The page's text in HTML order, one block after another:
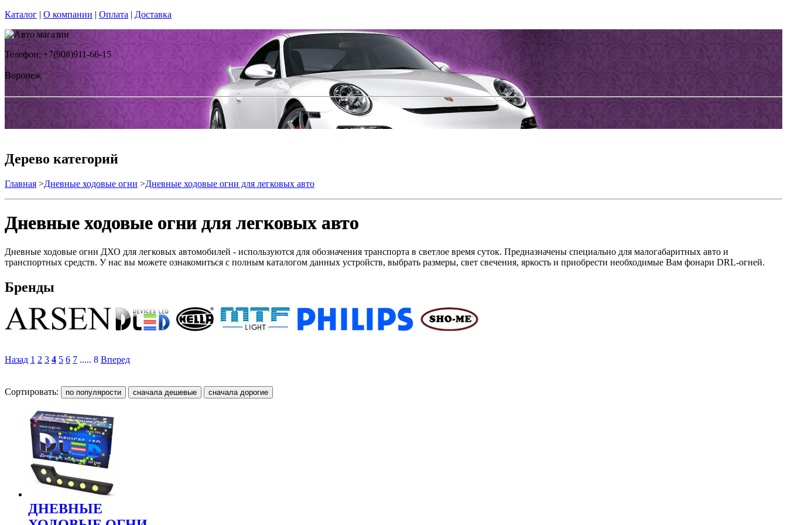
Каталог | О компании | Оплата | Доставка
Телефон: +7(908)911-66-15
Воронеж
Дерево категорий
Главная >Дневные ходовые огни >Дневные ходовые огни для легковых авто
Дневные ходовые огни для легковых авто
Дневные ходовые огни ДХО для легковых автомобилей - используются для обозначения транспорта в светлое время суток. Предназначены специально для малогабаритных авто и
транспортных средств. У нас вы можете ознакомиться с полным каталогом данных устройств, выбрать размеры, свет свечения, яркость и приобрести необходимые Вам фонари DRL-огней.
Бренды
Назад 1 2 3 4 5 6 7 ..... 8 Вперед
Сортировать:
ДНЕВНЫЕ